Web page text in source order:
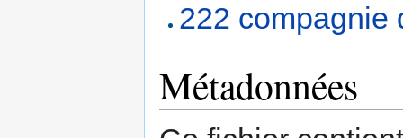
222 compagnie
Métadonnées